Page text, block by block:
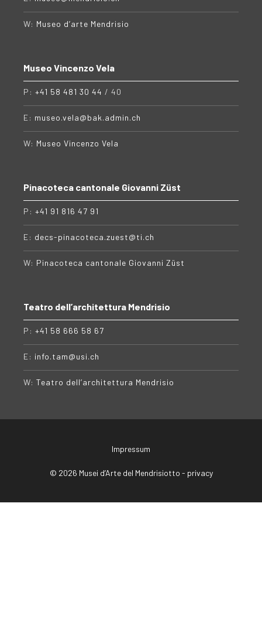
W: Museo d’arte Mendrisio
Museo Vincenzo Vela
P: +41 58 481 30 44 / 40
E: museo.vela@bak.admin.ch
W: Museo Vincenzo Vela
Pinacoteca cantonale Giovanni Züst
P: +41 91 816 47 91
E: decs-pinacoteca.zuest@ti.ch
W: Pinacoteca cantonale Giovanni Züst
Teatro dell’architettura Mendrisio
P: +41 58 666 58 67
E: info.tam@usi.ch
W: Teatro dell’architettura Mendrisio
Impressum
© 2026 Musei d’Arte del Mendrisiotto - privacy